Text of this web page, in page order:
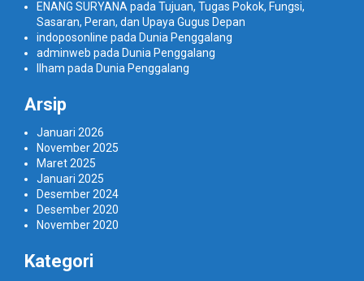
ENANG SURYANA pada Tujuan, Tugas Pokok, Fungsi,
Sasaran, Peran, dan Upaya Gugus Depan
indoposonline pada Dunia Penggalang
adminweb pada Dunia Penggalang
Ilham pada Dunia Penggalang
Arsip
Januari 2026
November 2025
Maret 2025
Januari 2025
Desember 2024
Desember 2020
November 2020
Kategori